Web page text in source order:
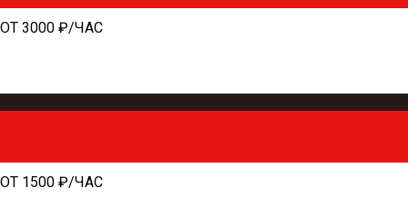
ОТ 3000 ₽/ЧАС
ОТ 1500 ₽/ЧАС